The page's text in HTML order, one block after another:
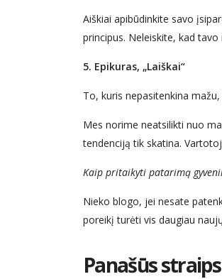
Aiškiai apibūdinkite savo
principus. Neleiskite, kad
5. Epikuras, „Laiškai“
To, kuris nepasitenkina
Mes norime neatsilikti nuo
tendenciją tik skatina.
Kaip pritaikyti patarimą
Nieko blogo, jei nesate
poreikį turėti vis daugiau
Panašūs